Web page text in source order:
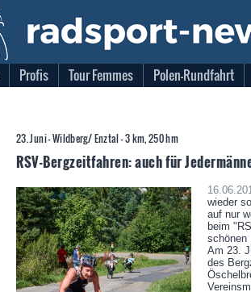
Profis Tour Femmes Polen-Rundfahrt
23. Juni - Wildberg/ Enztal - 3 km, 250 hm
RSV-Bergzeitfahren: auch für
wieder
auf nur
beim
schönen
Am 23.
des